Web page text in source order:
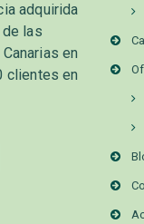
adquirida
las
en
clientes en